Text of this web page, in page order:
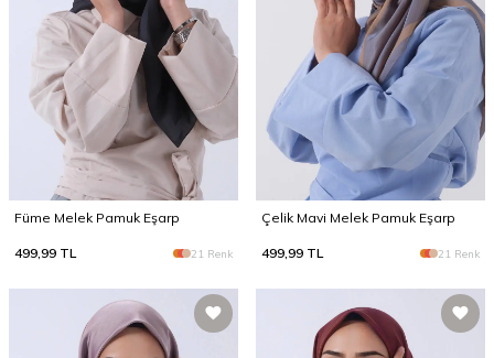
Füme Melek Pamuk Eşarp
499,99 TL 21 Renk
Çelik Mavi Melek Pamuk Eşarp
499,99 TL 21 Renk